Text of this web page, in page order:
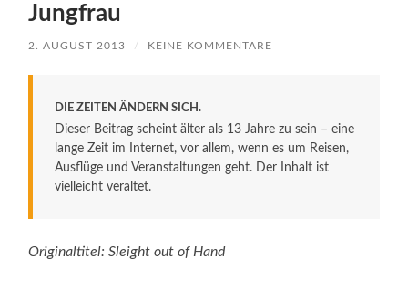
Jungfrau
2. AUGUST 2013 / KEINE KOMMENTARE
DIE ZEITEN ÄNDERN SICH.
Dieser Beitrag scheint älter als 13 Jahre zu sein – eine
lange Zeit im Internet, vor allem, wenn es um Reisen,
Ausflüge und Veranstaltungen geht. Der Inhalt ist
vielleicht veraltet.
Originaltitel: Sleight out of Hand